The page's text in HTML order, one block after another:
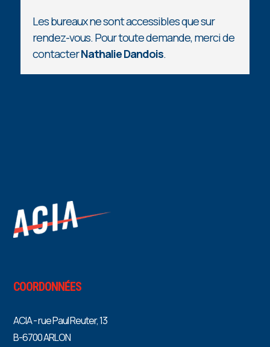
Les bureaux ne sont accessibles que sur
rendez-vous. Pour toute demande, merci de
contacterNathalie Dandois.
COORDONNÉES
ACIA - rue Paul Reuter, 13
B-6700 ARLON